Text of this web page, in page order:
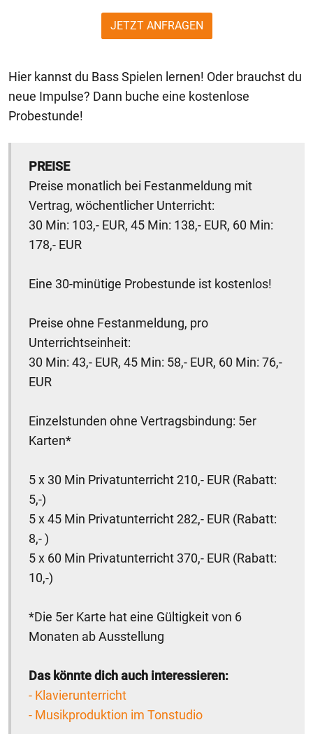
JETZT ANFRAGEN
Hier kannst du Bass Spielen lernen! Oder brauchst du
neue Impulse? Dann buche eine kostenlose
Probestunde!
PREISE
Preise monatlich bei Festanmeldung mit
Vertrag, wöchentlicher Unterricht:
30 Min: 103,- EUR, 45 Min: 138,- EUR, 60 Min:
178,- EUR
Eine 30-minütige Probestunde ist kostenlos!
Preise ohne Festanmeldung, pro
Unterrichtseinheit:
30 Min: 43,- EUR, 45 Min: 58,- EUR, 60 Min: 76,-
EUR
Einzelstunden ohne Vertragsbindung: 5er
Karten*
5 x 30 Min Privatunterricht 210,- EUR (Rabatt:
5,-)
5 x 45 Min Privatunterricht 282,- EUR (Rabatt:
8,- )
5 x 60 Min Privatunterricht 370,- EUR (Rabatt:
10,-)
*Die 5er Karte hat eine Gültigkeit von 6
Monaten ab Ausstellung
Das könnte dich auch interessieren:
- Klavierunterricht
- Musikproduktion im Tonstudio